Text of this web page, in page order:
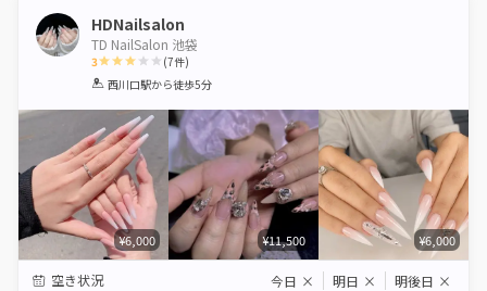
HDNailsalon
TD NailSalon 池袋
3
1 2 3 4 5
(7件)
西川口駅から徒歩5分
¥6,000 ¥11,500 ¥6,000
空き状況 今日 × 明日 × 明後日 ×